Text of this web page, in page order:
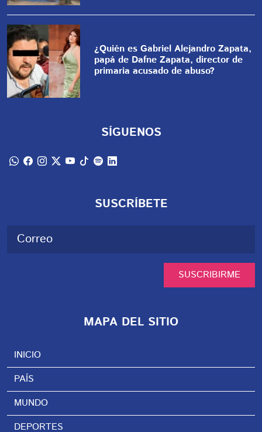
¿Quién es Gabriel Alejandro Zapata,
papá de Dafne Zapata, director de
primaria acusado de abuso?
SÍGUENOS
SUSCRÍBETE
SUSCRIBIRME
MAPA DEL SITIO
INICIO
PAÍS
MUNDO
DEPORTES